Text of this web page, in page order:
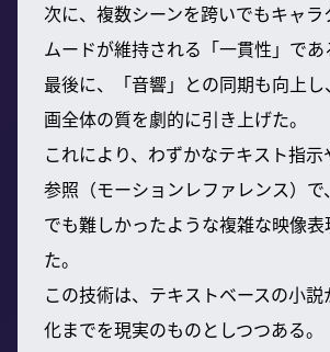
次に、複数シーンを跨いでもキャラ
ムードが維持される「一貫性」であ
最後に、「音響」との同期も向上
画全体の質を劇的に引き上げた。
これにより、わずかなテキスト指
参照（モーションレファレンス）
でも難しかったような複雑な映像
た。
この技術は、テキストベースの小
化までを現実のものとしつつある。